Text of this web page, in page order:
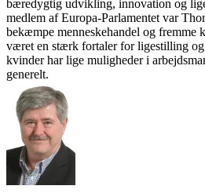
bæredygtig udvikling, innovation og
medlem af Europa-Parlamentet var
bekæmpe menneskehandel og fremme
været en stærk fortaler for ligestilling og
kvinder har lige muligheder i
generelt.